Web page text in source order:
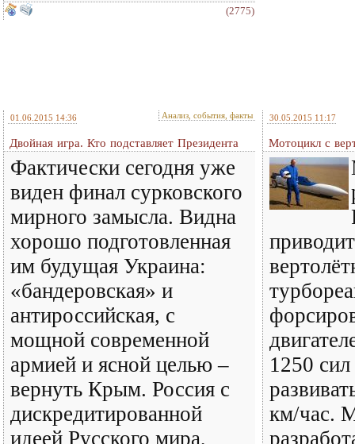
(2775)
01.06.2015 14:36 Анализ, события, факты
Двойная игра. Кто подставляет Президента
Фактически сегодня уже
виден финал сурковского
мирного замысла. Видна
хорошо подготовленная
им будущая Украина:
«бандеровская» и
антироссийская, с
мощной современной
армией и ясной целью –
вернуть Крым. Россия с
дискредитированной
идеей Русского мира,
30.05.2015 11:17
Мотоцикл с
1250
км/час.